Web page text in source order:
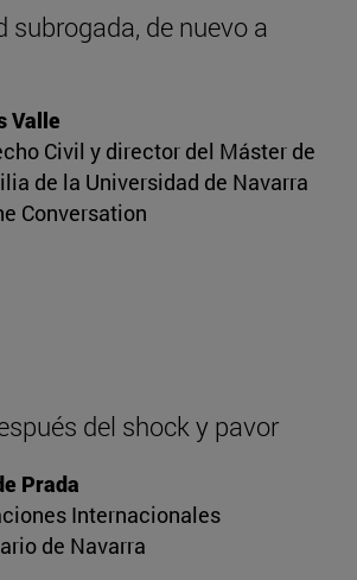
subrogada, de nuevo a
Valle
Civil y director del Máster de
de la Universidad de Navarra
Conversation
del shock y pavor
Prada
Internacionales
de Navarra